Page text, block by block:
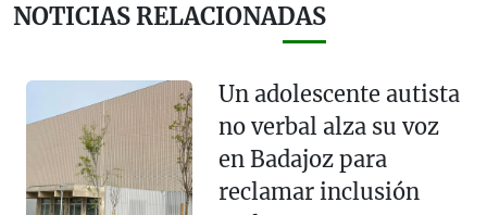
NOTICIAS RELACIONADAS
Un adolescente autista
no verbal alza su voz
en Badajoz para
reclamar inclusión